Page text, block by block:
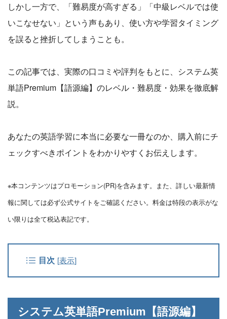
しかし一方で、「難易度が高すぎる」「中級レベルでは使
いこなせない」という声もあり、使い方や学習タイミング
を誤ると挫折してしまうことも。
この記事では、実際の口コミや評判をもとに、システム英
単語Premium【語源編】のレベル・難易度・効果を徹底解
説。
あなたの英語学習に本当に必要な一冊なのか、購入前にチ
ェックすべきポイントをわかりやすくお伝えします。
※本コンテンツはプロモーション(PR)を含みます。また、詳しい最新情
報に関しては必ず公式サイトをご確認ください。料金は特段の表示がな
い限りは全て税込表記です。
目次 [表示]
システム英単語Premium【語源編】